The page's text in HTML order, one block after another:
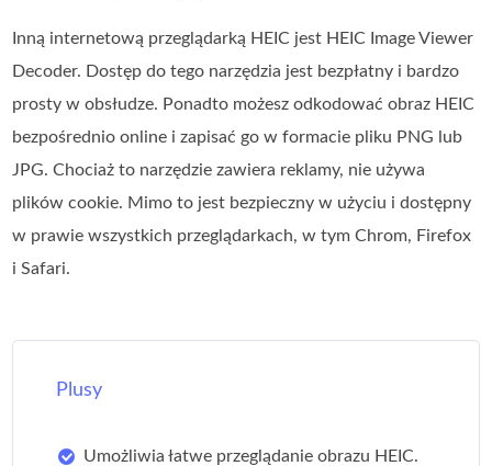
Inną internetową przeglądarką HEIC jest HEIC Image Viewer
Decoder. Dostęp do tego narzędzia jest bezpłatny i bardzo
prosty w obsłudze. Ponadto możesz odkodować obraz HEIC
bezpośrednio online i zapisać go w formacie pliku PNG lub
JPG. Chociaż to narzędzie zawiera reklamy, nie używa
plików cookie. Mimo to jest bezpieczny w użyciu i dostępny
w prawie wszystkich przeglądarkach, w tym Chrom, Firefox
i Safari.
Plusy
Umożliwia łatwe przeglądanie obrazu HEIC.